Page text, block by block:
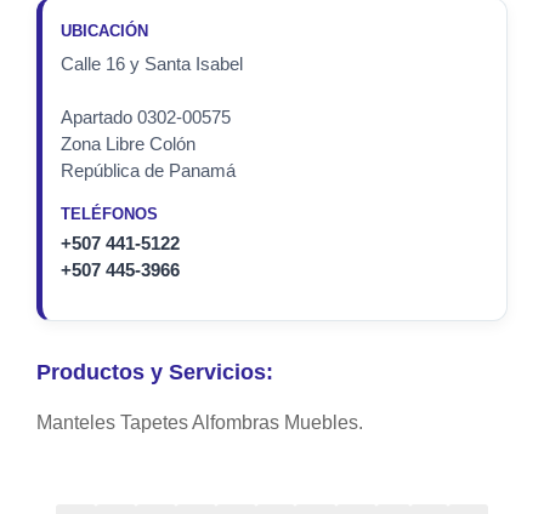
UBICACIÓN
Calle 16 y Santa Isabel
Apartado 0302-00575
Zona Libre Colón
República de Panamá
TELÉFONOS
+507 441-5122
+507 445-3966
Productos y Servicios:
Manteles Tapetes Alfombras Muebles.